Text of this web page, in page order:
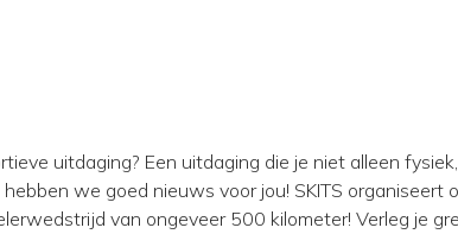
uitdaging? Een uitdaging die je niet alleen
we goed nieuws voor jou! SKITS organiseert
van ongeveer 500 kilometer! Verleg je